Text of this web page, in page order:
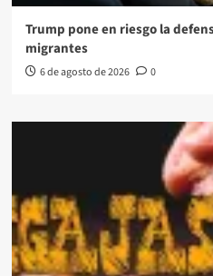
Trump pone en riesgo la
migrantes
6 de agosto de 2026 0